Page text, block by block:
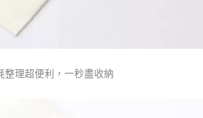
整理超便利，一秒盡收納